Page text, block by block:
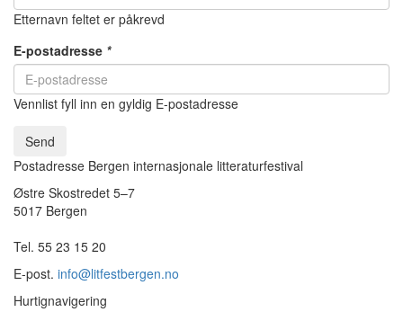
Etternavn feltet er påkrevd
E-postadresse *
Vennlist fyll inn en gyldig E-postadresse
Send
Postadresse Bergen internasjonale litteraturfestival
Østre Skostredet 5–7
5017 Bergen
Tel. 55 23 15 20
E-post. info@litfestbergen.no
Hurtignavigering